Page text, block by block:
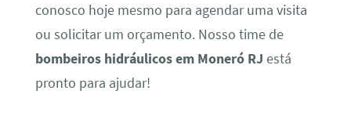
conosco hoje mesmo para agendar uma visita
ou solicitar um orçamento. Nosso time de
bombeiros hidráulicos em Moneró RJ está
pronto para ajudar!